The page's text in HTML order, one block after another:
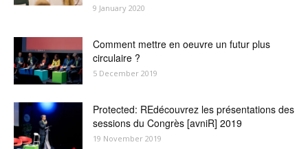
9 January 2020
Comment mettre en oeuvre un futur plus
circulaire ?
5 December 2019
Protected: REdécouvrez les présentations des
sessions du Congrès [avniR] 2019
19 November 2019